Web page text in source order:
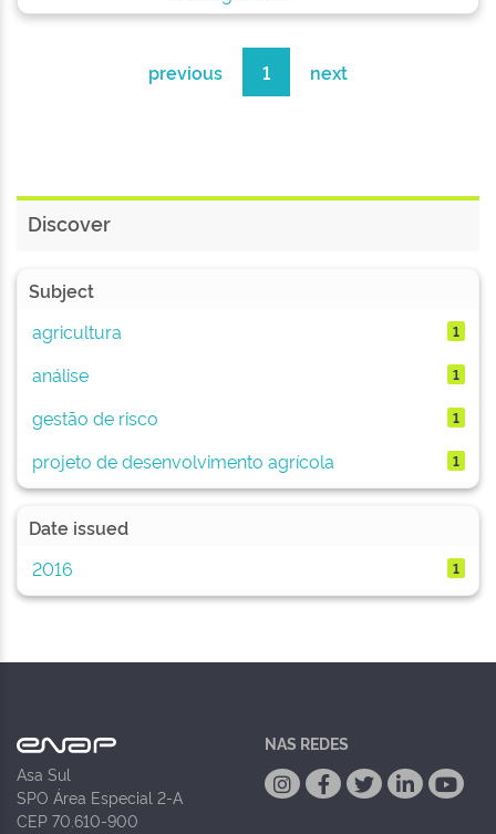
previous 1 next
Discover
Subject
agricultura
1
análise 1
gestão de risco 1
projeto de desenvolvimento agrícola 1
Date issued
2016
1
Asa Sul
SPO Área Especial 2-A
CEP 70.610-900
NAS REDES